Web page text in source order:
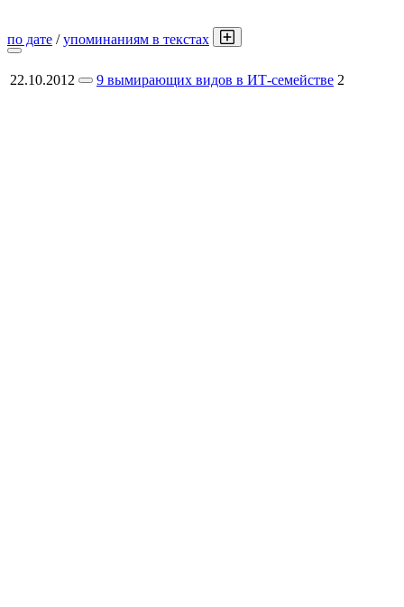
по дате /упоминаниям в текстах
22.10.2012 9 вымирающих видов в ИТ-семействе 2